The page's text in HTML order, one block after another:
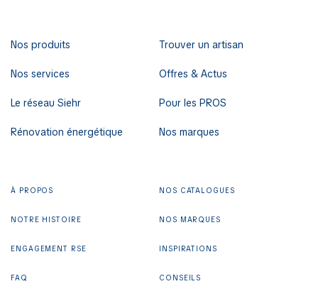
Nos produits
Nos services
Le réseau Siehr
Rénovation énergétique
Trouver un artisan
Offres & Actus
Pour les PROS
Nos marques
À PROPOS
NOTRE HISTOIRE
ENGAGEMENT RSE
FAQ
NOS CATALOGUES
NOS MARQUES
INSPIRATIONS
CONSEILS